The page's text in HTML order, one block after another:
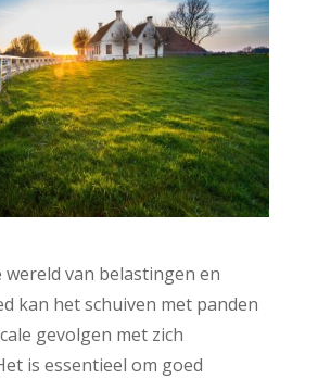
wereld van belastingen en
kan het schuiven met panden
gevolgen met zich
is essentieel om goed